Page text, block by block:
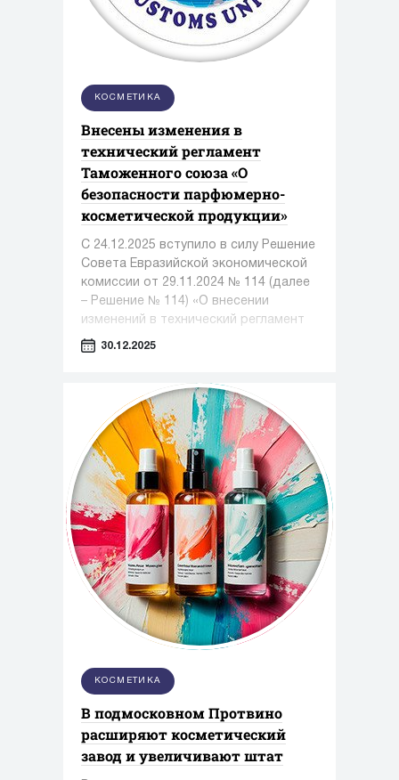
КОСМЕТИКА
Внесены изменения в
технический регламент
Таможенного союза «О
безопасности парфюмерно-
косметической продукции»
С 24.12.2025 вступило в силу Решение
Совета Евразийской экономической
комиссии от 29.11.2024 № 114 (далее
– Решение № 114) «О внесении
изменений в технический регламент
Таможенного союза «О безопасности
30.12.2025
КОСМЕТИКА
В подмосковном Протвино
расширяют косметический
завод и увеличивают штат